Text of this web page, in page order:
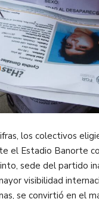
los colectivos
el Estadio Banorte
sede del partido
visibilidad
se convirtió en el